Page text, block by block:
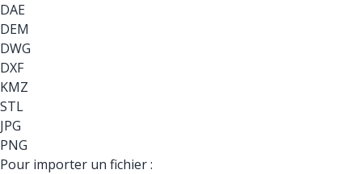
DAE
DEM
DWG
DXF
KMZ
STL
JPG
PNG
Pour importer un fichier :